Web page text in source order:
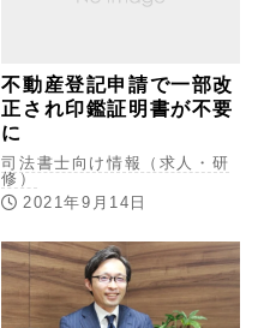
不動産登記申請で一部改
正され印鑑証明書が不要
に
司法書士向け情報（求人・研
修）
2021年9月14日